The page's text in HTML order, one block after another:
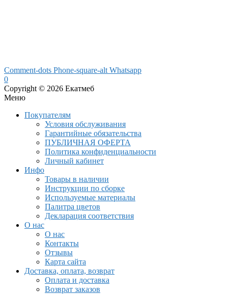
Comment-dots Phone-square-alt Whatsapp
0
Copyright © 2026 Екатмеб
Меню
Покупателям
Условия обслуживания
Гарантийные обязательства
ПУБЛИЧНАЯ ОФЕРТА
Политика конфиденциальности
Личный кабинет
Инфо
Товары в наличии
Инструкции по сборке
Используемые материалы
Палитра цветов
Декларация соответствия
О нас
О нас
Контакты
Отзывы
Карта сайта
Доставка, оплата, возврат
Оплата и доставка
Возврат заказов